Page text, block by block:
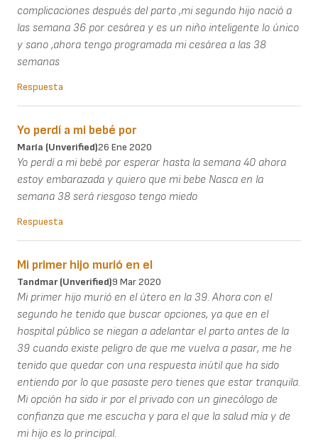
complicaciones después del parto ,mi segundo hijo nació a
las semana 36 por cesárea y es un niño inteligente lo único
y sano ,ahora tengo programada mi cesárea a las 38
semanas
Respuesta
Yo perdí a mi bebé por
María (unverified)26 Ene 2020
Yo perdí a mi bebé por esperar hasta la semana 40 ahora
estoy embarazada y quiero que mi bebe Nasca en la
semana 38 será riesgoso tengo miedo
Respuesta
Mi primer hijo murió en el
Tandmar (unverified)9 Mar 2020
Mi primer hijo murió en el útero en la 39. Ahora con el
segundo he tenido que buscar opciones, ya que en el
hospital público se niegan a adelantar el parto antes de la
39 cuando existe peligro de que me vuelva a pasar, me he
tenido que quedar con una respuesta inútil que ha sido
entiendo por lo que pasaste pero tienes que estar tranquila.
Mi opción ha sido ir por el privado con un ginecólogo de
confianza que me escucha y para el que la salud mía y de
mi hijo es lo principal.